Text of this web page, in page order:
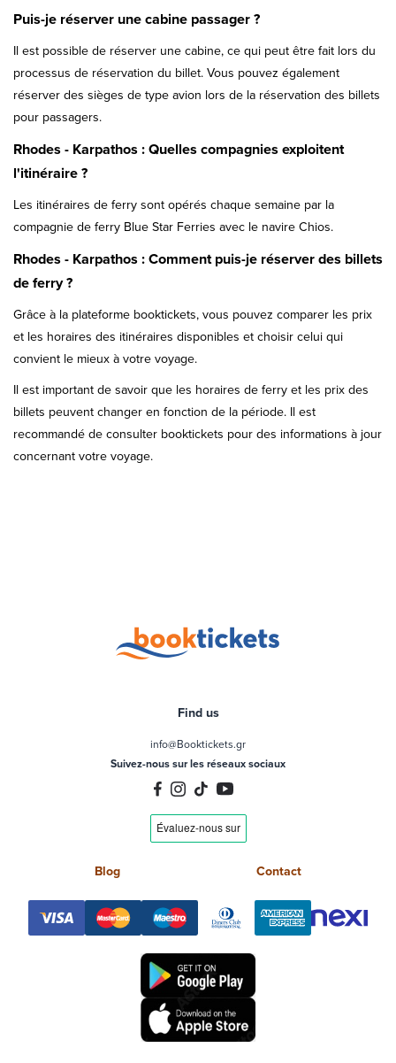
Puis-je réserver une cabine passager ?
Il est possible de réserver une cabine, ce qui peut être fait lors du
processus de réservation du billet. Vous pouvez également
réserver des sièges de type avion lors de la réservation des billets
pour passagers.
Rhodes - Karpathos : Quelles compagnies exploitent
l'itinéraire ?
Les itinéraires de ferry sont opérés chaque semaine par la
compagnie de ferry Blue Star Ferries avec le navire Chios.
Rhodes - Karpathos : Comment puis-je réserver des billets
de ferry ?
Grâce à la plateforme booktickets, vous pouvez comparer les prix
et les horaires des itinéraires disponibles et choisir celui qui
convient le mieux à votre voyage.
Il est important de savoir que les horaires de ferry et les prix des
billets peuvent changer en fonction de la période. Il est
recommandé de consulter booktickets pour des informations à jour
concernant votre voyage.
Find us
info@Booktickets.gr
Suivez-nous sur les réseaux sociaux
Blog Contact